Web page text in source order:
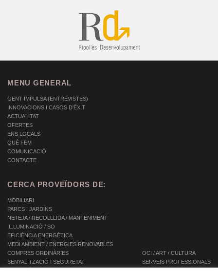
MENU GENERAL
GENT IMPULSA (ENTREVISTES)
INNOVACIONS I CASOS D'ÈXIT
ACTUALITAT
OFERTES
ENS LOCALS
QUÈ FEM
COMUNICACIÓ
CONTACTE
CERCA PROVEÏDORS DE:
MOBILIARI
PARCS I JARDINS
NETEJA / RECOLLLIDA / MANTENIMENT
IL.LUMINACIÓ / SO
EFICIÈNCIA ENERGÈTICA
MEDI AMBIENT / ENERGIES RENOVABLES
COMPRES ORDINÀRIES
SENYALITZACIÓ I SEGURETAT
OCI / ART / CULTURA
SERVEIS PROFESSIONALS